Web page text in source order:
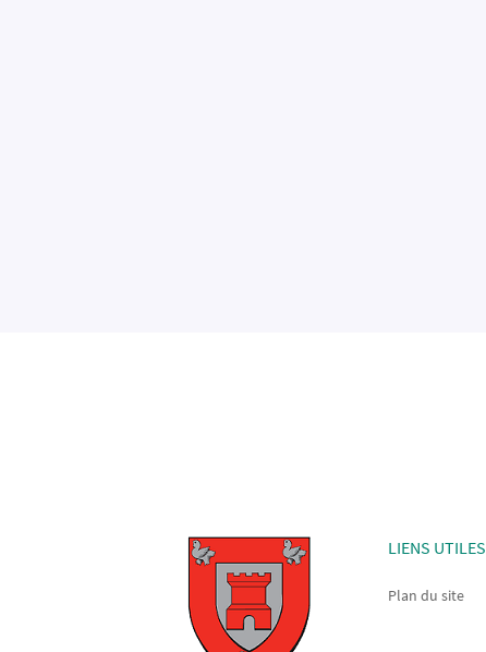
LIENS UTILES
Plan du site